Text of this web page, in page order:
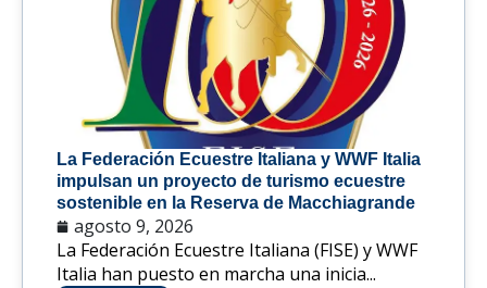
La Federación Ecuestre Italiana y WWF Italia
impulsan un proyecto de turismo ecuestre
sostenible en la Reserva de Macchiagrande
agosto 9, 2026
La Federación Ecuestre Italiana (FISE) y WWF
Italia han puesto en marcha una inicia...